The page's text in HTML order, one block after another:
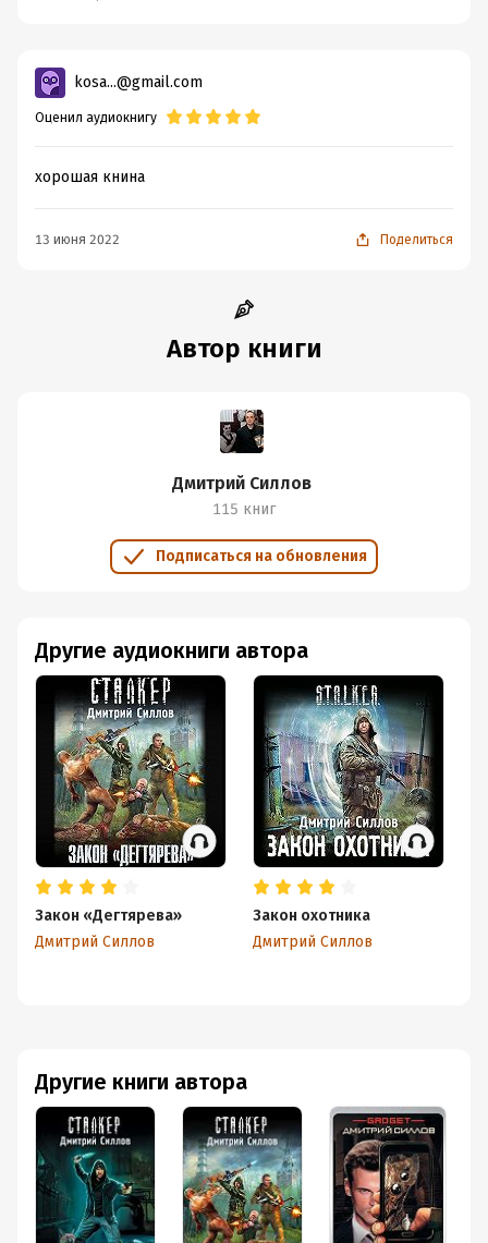
kosa...@gmail.com
Оценил аудиокнигу
хорошая книна
13 июня 2022 Поделиться
Автор книги
Дмитрий Силлов
115 книг
Подписаться на обновления
Другие книги автора
Другие аудиокниги автора
Закон «Дегтярева»
Дмитрий Силлов
Закон охотника
Дмитрий Силлов